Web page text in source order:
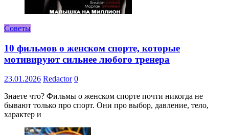
Советы
10 фильмов о женском спорте, которые
мотивируют сильнее любого тренера
23.01.2026 Redactor 0
Знаете что? Фильмы о женском спорте почти никогда не
бывают только про спорт. Они про выбор, давление, тело,
характер и